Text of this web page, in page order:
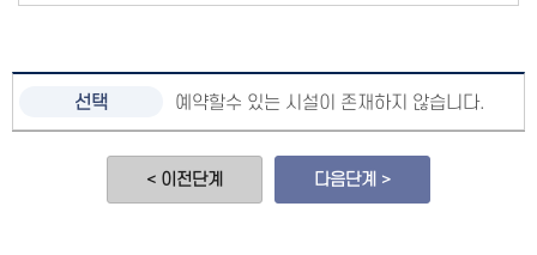
예약할수 있는 시설이 존재하지 않습니다.
< 이전단계 다음단계 >